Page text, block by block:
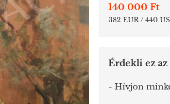
140 000 Ft
382 EUR / 440
Érdekli ez az
- Hívjon